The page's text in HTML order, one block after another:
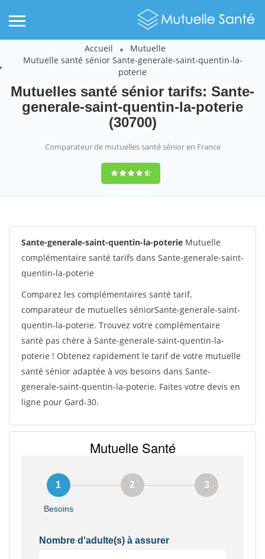
Accueil
Mutuelle
Mutuelle santé sénior Sante-generale-saint-quentin-la-
poterie
Mutuelles santé sénior tarifs: Sante-
generale-saint-quentin-la-poterie
(30700)
Comparateur de mutuelles santé sénior en France
9,2(100%)242
Sante-generale-saint-quentin-la-poterie Mutuelle
complémentaire santé tarifs dans Sante-generale-saint-
quentin-la-poterie
Comparez les complémentaires santé tarif,
comparateur de mutuelles séniorSante-generale-saint-
quentin-la-poterie. Trouvez votre complémentaire
santé pas chère à Sante-generale-saint-quentin-la-
poterie ! Obtenez rapidement le tarif de votre mutuelle
santé sénior adaptée à vos besoins dans Sante-
generale-saint-quentin-la-poterie. Faites votre devis en
ligne pour Gard-30.